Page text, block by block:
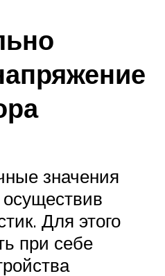
значения
Для этого
при себе